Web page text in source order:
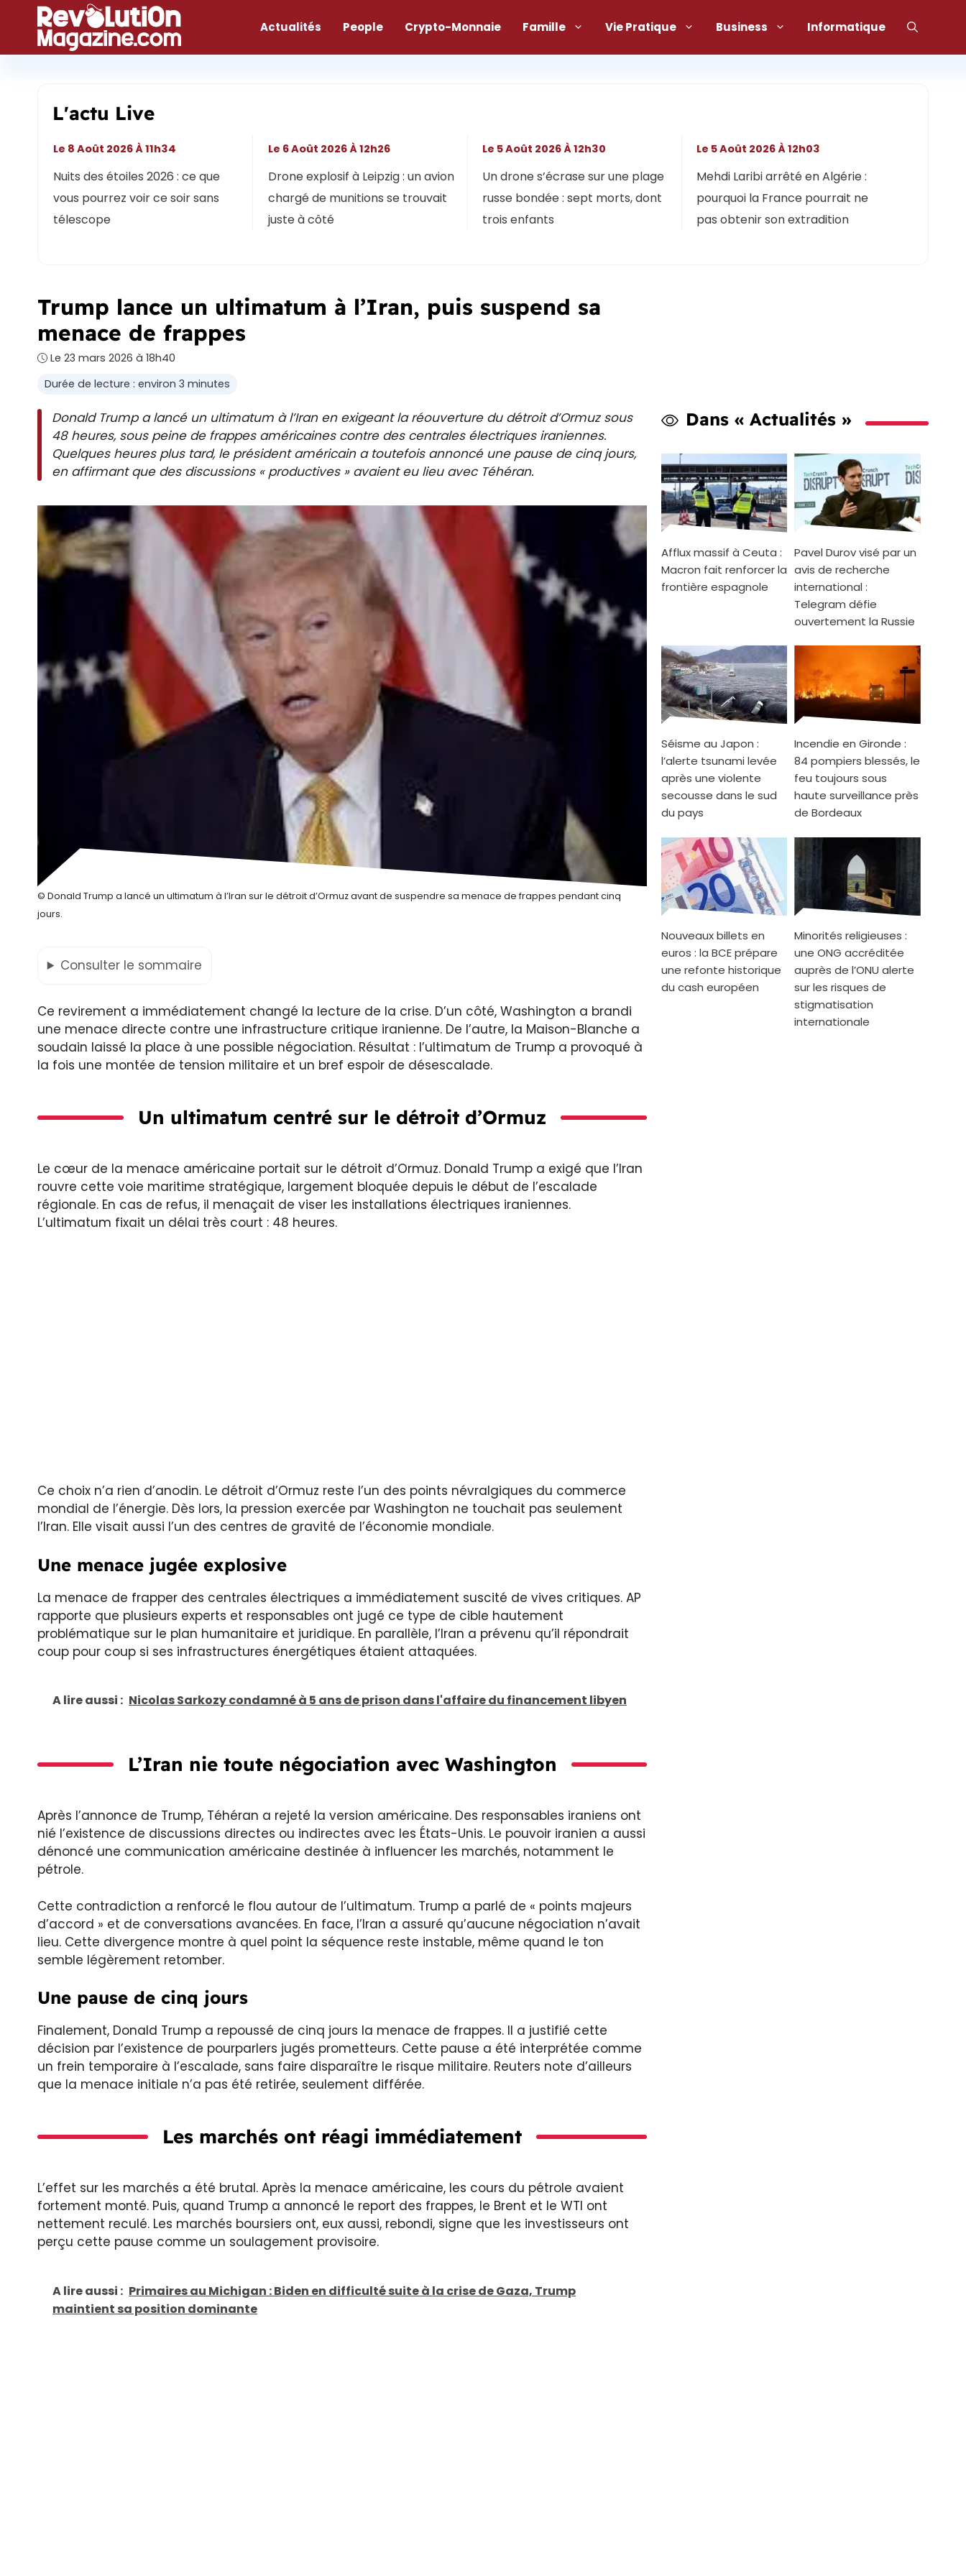
contenu
Actualités People Crypto-Monnaie Famille Vie Pratique Business Informatique
L'actu Live
Nuits des étoiles 2026 : ce que
vous pourrez voir ce soir sans
télescope
Le 8 Août 2026 À 11h34
Drone explosif à Leipzig : un avion
chargé de munitions se trouvait
juste à côté
Le 6 Août 2026 À 12h26
Un drone s’écrase sur une plage
russe bondée : sept morts, dont
trois enfants
Le 5 Août 2026 À 12h30
Mehdi Laribi arrêté en Algérie :
pourquoi la France pourrait ne
pas obtenir son extradition
Le 5 Août 2026 À 12h03
Trump lance un ultimatum à l’Iran, puis suspend sa
menace de frappes
Le 23 mars 2026 à 18h40
Durée de lecture : environ 3 minutes
Donald Trump a lancé un ultimatum à l’Iran en exigeant la réouverture du détroit d’Ormuz sous
48 heures, sous peine de frappes américaines contre des centrales électriques iraniennes.
Quelques heures plus tard, le président américain a toutefois annoncé une pause de cinq jours,
en affirmant que des discussions « productives » avaient eu lieu avec Téhéran.
© Donald Trump a lancé un ultimatum à l’Iran sur le détroit d’Ormuz avant de suspendre sa menace de frappes pendant cinq
jours.
Consulter le sommaire
Ce revirement a immédiatement changé la lecture de la crise. D’un côté, Washington a brandi
une menace directe contre une infrastructure critique iranienne. De l’autre, la Maison-Blanche a
soudain laissé la place à une possible négociation. Résultat : l’ultimatum de Trump a provoqué à
la fois une montée de tension militaire et un bref espoir de désescalade.
Un ultimatum centré sur le détroit d’Ormuz
Le cœur de la menace américaine portait sur le détroit d’Ormuz. Donald Trump a exigé que l’Iran
rouvre cette voie maritime stratégique, largement bloquée depuis le début de l’escalade
régionale. En cas de refus, il menaçait de viser les installations électriques iraniennes.
L’ultimatum fixait un délai très court : 48 heures.
Ce choix n’a rien d’anodin. Le détroit d’Ormuz reste l’un des points névralgiques du commerce
mondial de l’énergie. Dès lors, la pression exercée par Washington ne touchait pas seulement
l’Iran. Elle visait aussi l’un des centres de gravité de l’économie mondiale.
Une menace jugée explosive
La menace de frapper des centrales électriques a immédiatement suscité de vives critiques. AP
rapporte que plusieurs experts et responsables ont jugé ce type de cible hautement
problématique sur le plan humanitaire et juridique. En parallèle, l’Iran a prévenu qu’il répondrait
coup pour coup si ses infrastructures énergétiques étaient attaquées.
A lire aussi : Nicolas Sarkozy condamné à 5 ans de prison dans l'affaire du financement libyen
L’Iran nie toute négociation avec Washington
Après l’annonce de Trump, Téhéran a rejeté la version américaine. Des responsables iraniens ont
nié l’existence de discussions directes ou indirectes avec les États-Unis. Le pouvoir iranien a aussi
dénoncé une communication américaine destinée à influencer les marchés, notamment le
pétrole.
Cette contradiction a renforcé le flou autour de l’ultimatum. Trump a parlé de « points majeurs
d’accord » et de conversations avancées. En face, l’Iran a assuré qu’aucune négociation n’avait
lieu. Cette divergence montre à quel point la séquence reste instable, même quand le ton
semble légèrement retomber.
Une pause de cinq jours
Finalement, Donald Trump a repoussé de cinq jours la menace de frappes. Il a justifié cette
décision par l’existence de pourparlers jugés prometteurs. Cette pause a été interprétée comme
un frein temporaire à l’escalade, sans faire disparaître le risque militaire. Reuters note d’ailleurs
que la menace initiale n’a pas été retirée, seulement différée.
Les marchés ont réagi immédiatement
L’effet sur les marchés a été brutal. Après la menace américaine, les cours du pétrole avaient
fortement monté. Puis, quand Trump a annoncé le report des frappes, le Brent et le WTI ont
nettement reculé. Les marchés boursiers ont, eux aussi, rebondi, signe que les investisseurs ont
perçu cette pause comme un soulagement provisoire.
A lire aussi : Primaires au Michigan : Biden en difficulté suite à la crise de Gaza, Trump
maintient sa position dominante
Dans « Actualités »
Afflux massif à Ceuta :
Macron fait renforcer la
frontière espagnole
Pavel Durov visé par un
avis de recherche
international :
Telegram défie
ouvertement la Russie
Séisme au Japon :
l’alerte tsunami levée
après une violente
secousse dans le sud
du pays
Incendie en Gironde :
84 pompiers blessés, le
feu toujours sous
haute surveillance près
de Bordeaux
Nouveaux billets en
euros : la BCE prépare
une refonte historique
du cash européen
Minorités religieuses :
une ONG accréditée
auprès de l’ONU alerte
sur les risques de
stigmatisation
internationale